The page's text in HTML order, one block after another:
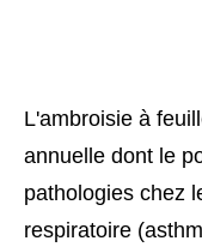
L'ambroisie à
annuelle dont le
pathologies chez
respiratoire